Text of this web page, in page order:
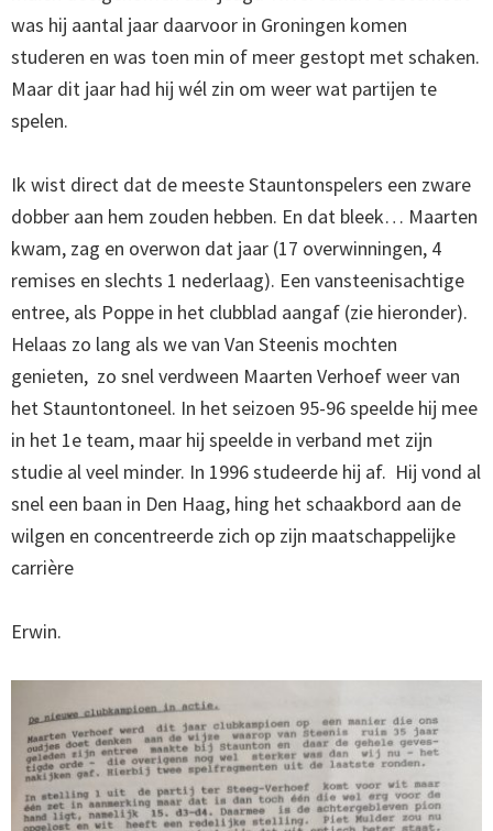
was hij aantal jaar daarvoor in Groningen komen
studeren en was toen min of meer gestopt met schaken.
Maar dit jaar had hij wél zin om weer wat partijen te
spelen.
Ik wist direct dat de meeste Stauntonspelers een zware
dobber aan hem zouden hebben. En dat bleek… Maarten
kwam, zag en overwon dat jaar (17 overwinningen, 4
remises en slechts 1 nederlaag). Een vansteenisachtige
entree, als Poppe in het clubblad aangaf (zie hieronder).
Helaas zo lang als we van Van Steenis mochten
genieten, zo snel verdween Maarten Verhoef weer van
het Stauntontoneel. In het seizoen 95-96 speelde hij mee
in het 1e team, maar hij speelde in verband met zijn
studie al veel minder. In 1996 studeerde hij af. Hij vond al
snel een baan in Den Haag, hing het schaakbord aan de
wilgen en concentreerde zich op zijn maatschappelijke
carrière
Erwin.